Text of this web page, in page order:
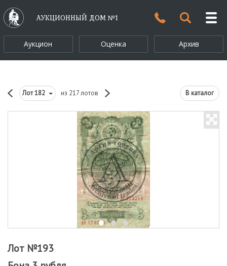
АУКЦИОННЫЙ ДОМ №1
Аукцион Оценка Архив
Лот182 из 217 лотов В каталог
Лот №193